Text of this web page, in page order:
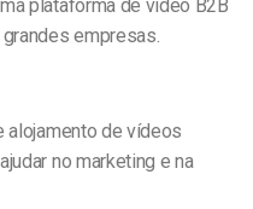
plataforma de vídeo B2B
empresas.
alojamento de vídeos
no marketing e na